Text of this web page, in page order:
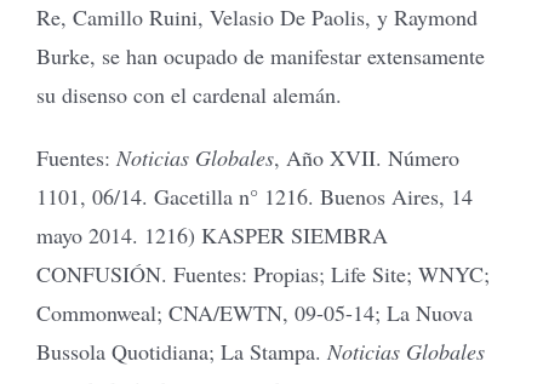
Re, Camillo Ruini, Velasio De Paolis, y Raymond
Burke, se han ocupado de manifestar extensamente
su disenso con el cardenal alemán.
Fuentes: Noticias Globales, Año XVII. Número
1101, 06/14. Gacetilla n° 1216. Buenos Aires, 14
mayo 2014. 1216) KASPER SIEMBRA
CONFUSIÓN. Fuentes: Propias; Life Site; WNYC;
Commonweal; CNA/EWTN, 09-05-14; La Nuova
Bussola Quotidiana; La Stampa. Noticias Globales